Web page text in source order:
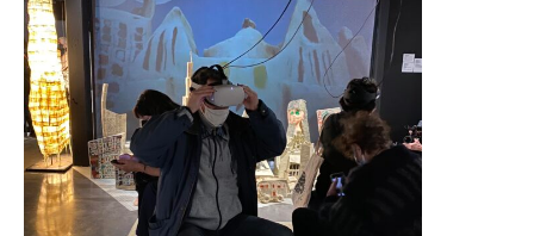
Adresse email*
Nom
Prénom
Adresse email*